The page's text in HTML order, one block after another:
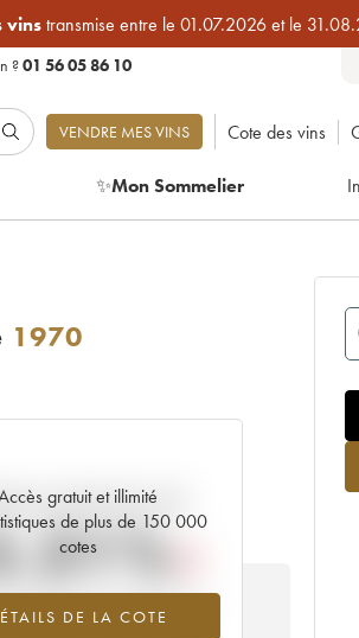
vinstransmise entre le 01.07.2026 et le
?01 56 05 86 10
VENDRE MES VINS Cote des vins
✨Mon Sommelier
1970
gratuit et illimité
de plus de 150 000
cotes
DE LA COTE
actuelle de la cote
à la baisse du millésime 1970
2026 par rapport à 2025